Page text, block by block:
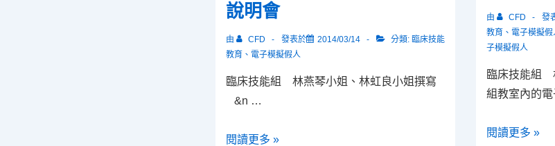
說明會
由 CFD 發表於 2014/03/14 分類: 臨床技能
教育 、 電子模擬假人
臨床技能組 林燕琴小姐、林虹良小姐撰寫
&n …
電
閱讀更多 »
由 CFD 發
教育 、 電子模擬假
子模擬假人
臨床技能組
組教室內的
電
閱讀更多 »